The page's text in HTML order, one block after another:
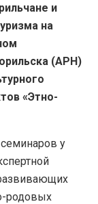
и
на
(АРН)
«Этно-
у
родовых